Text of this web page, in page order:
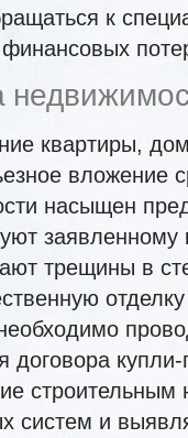
к
квартиры,
вложение
насыщен
трещины в
договора
систем и